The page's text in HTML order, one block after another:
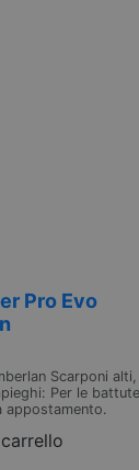
Pro Evo
Scarponi alti,
Per le
appostamento.